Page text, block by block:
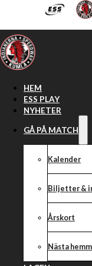
Hoppa till
HEM
ESS PLAY
NYHETER
GÅ PÅ MATCH
Kalender
Biljetter &
Årskort
Nästa